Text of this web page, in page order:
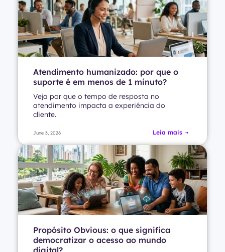
Atendimento humanizado: por que o
suporte é em menos de 1 minuto?
Veja por que o tempo de resposta no
atendimento impacta a experiência do
cliente.
June 3, 2026 Leia mais
Propósito Obvious: o que significa
democratizar o acesso ao mundo
digital?